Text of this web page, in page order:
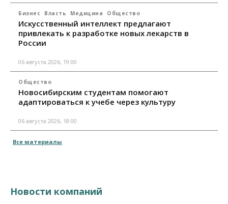
Бизнес Власть Медицина Общество
Искусственный интеллект предлагают
привлекать к разработке новых лекарств в
России
06 августа 2026, 19:00
Общество
Новосибирским студентам помогают
адаптироваться к учебе через культуру
06 августа 2026, 18:00
Все материалы
Новости компаний